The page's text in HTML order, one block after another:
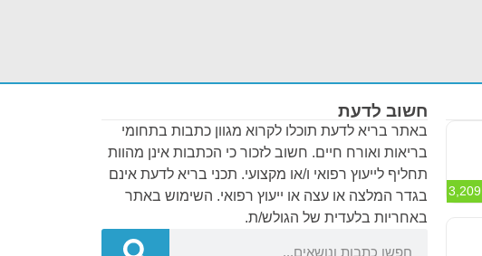
חשוב לדעת
באתר בריא לדעת תוכלו לקרוא מגוון כתבות בתחומי
בריאות ואורח חיים. חשוב לזכור כי הכתבות אינן מהוות
תחליף לייעוץ רפואי ו/או מקצועי. תכני בריא לדעת אינם
בגדר המלצה או עצה או ייעוץ רפואי. השימוש באתר
באחריות בלעדית של הגולש/ת.
3,209